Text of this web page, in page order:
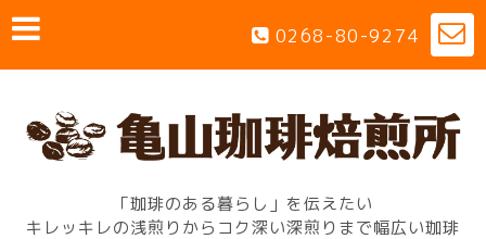
0268-80-9274
「珈琲のある暮らし」を伝えたい
キレッキレの浅煎りからコク深い深煎りまで幅広い珈琲